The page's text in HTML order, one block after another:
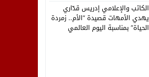
الكاتب والإعلامي إدريس قدّاري
يهدي الأمهات قصيدة “الأم.. زمردة
الحياة” بمناسبة اليوم العالمي